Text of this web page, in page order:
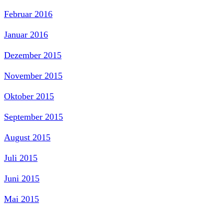
Februar 2016
Januar 2016
Dezember 2015
November 2015
Oktober 2015
September 2015
August 2015
Juli 2015
Juni 2015
Mai 2015